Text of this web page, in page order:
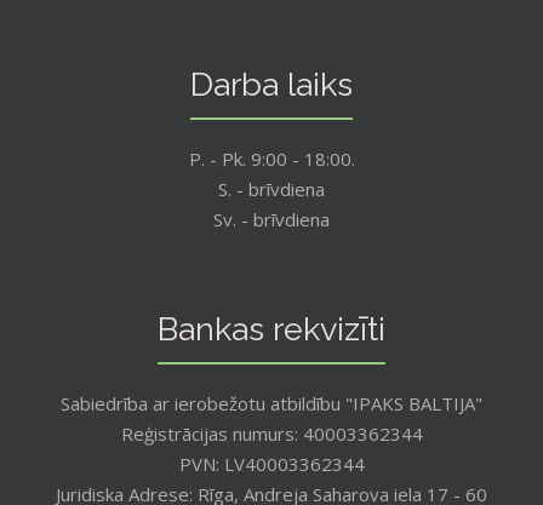
Darba laiks
P. - Pk. 9:00 - 18:00.
S. - brīvdiena
Sv. - brīvdiena
Bankas rekvizīti
Sabiedrība ar ierobežotu atbildību "IPAKS BALTIJA"
Reģistrācijas numurs: 40003362344
PVN: LV40003362344
Juridiska Adrese: Rīga, Andreja Saharova iela 17 - 60